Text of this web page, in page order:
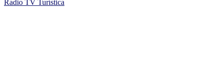
Radio TV Turística